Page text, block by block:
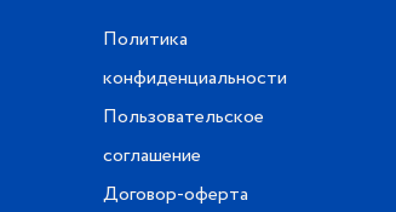
Политика
конфиденциальности
Пользовательское
соглашение
Договор-оферта